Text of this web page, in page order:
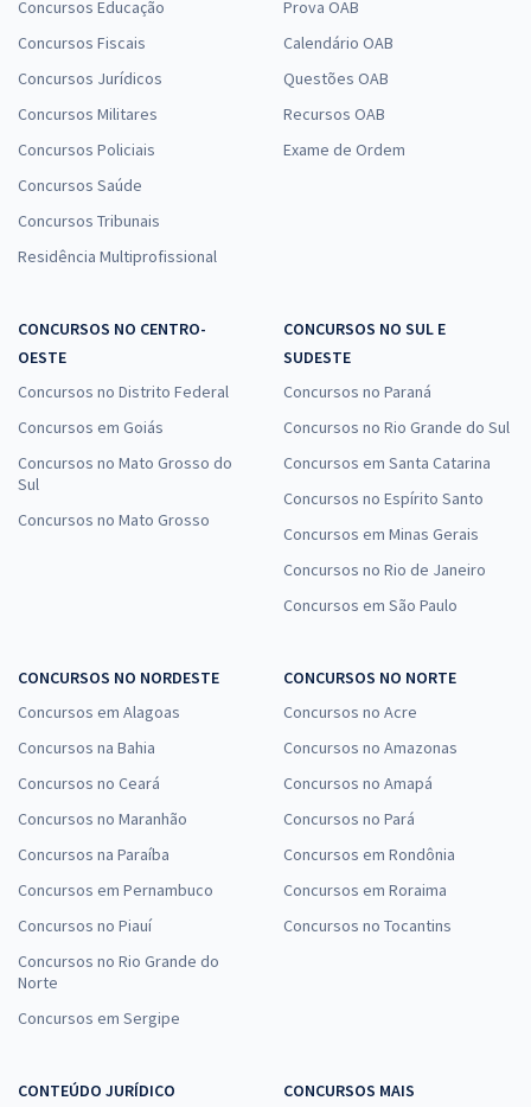
Concursos Educação
Concursos Fiscais
Concursos Jurídicos
Concursos Militares
Concursos Policiais
Concursos Saúde
Concursos Tribunais
Residência Multiprofissional
Prova OAB
Calendário OAB
Questões OAB
Recursos OAB
Exame de Ordem
CONCURSOS NO CENTRO-
OESTE
Concursos no Distrito Federal
Concursos em Goiás
Concursos no Mato Grosso do
Sul
Concursos no Mato Grosso
CONCURSOS NO SUL E
SUDESTE
Concursos no Paraná
Concursos no Rio Grande do Sul
Concursos em Santa Catarina
Concursos no Espírito Santo
Concursos em Minas Gerais
Concursos no Rio de Janeiro
Concursos em São Paulo
CONCURSOS NO NORDESTE
Concursos em Alagoas
Concursos na Bahia
Concursos no Ceará
Concursos no Maranhão
Concursos na Paraíba
Concursos em Pernambuco
Concursos no Piauí
Concursos no Rio Grande do
Norte
Concursos em Sergipe
CONCURSOS NO NORTE
Concursos no Acre
Concursos no Amazonas
Concursos no Amapá
Concursos no Pará
Concursos em Rondônia
Concursos em Roraima
Concursos no Tocantins
CONTEÚDO JURÍDICO
CONCURSOS MAIS